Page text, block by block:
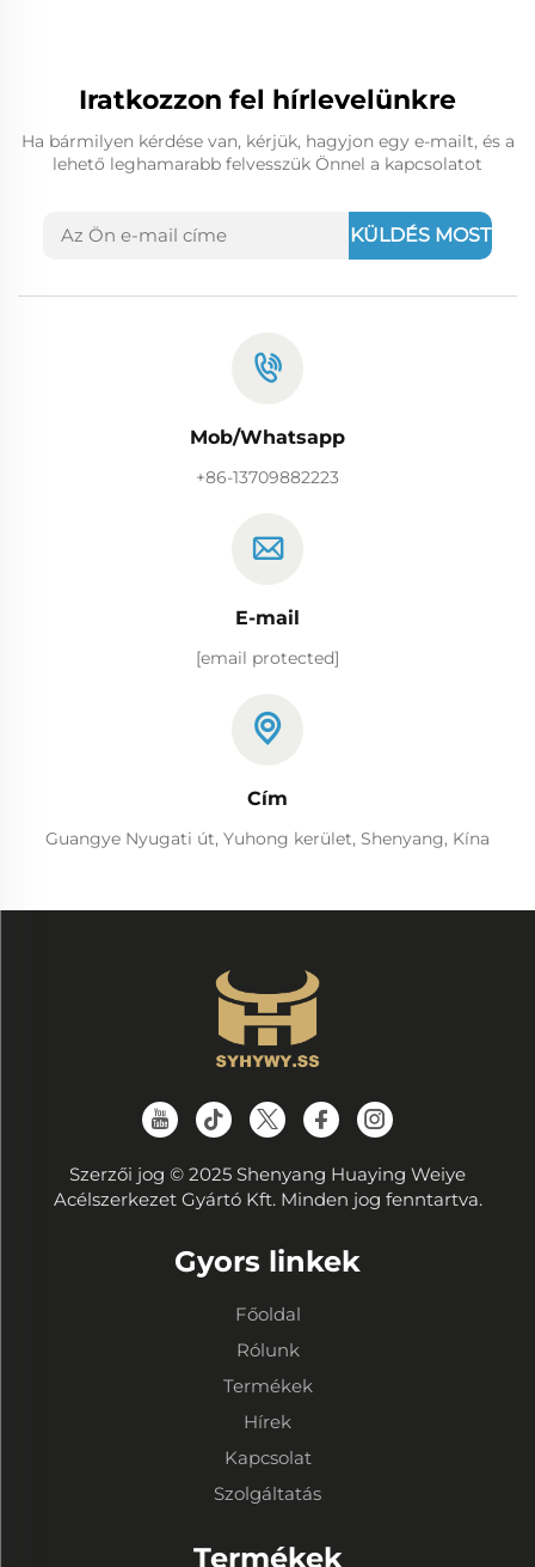
Iratkozzon fel hírlevelünkre
Ha bármilyen kérdése van, kérjük, hagyjon egy e-mailt, és a
lehető leghamarabb felvesszük Önnel a kapcsolatot
KÜLDÉS MOST
Mob/Whatsapp
+86-13709882223
E-mail
[email protected]
Cím
Guangye Nyugati út, Yuhong kerület, Shenyang, Kína
Szerzői jog © 2025 Shenyang Huaying Weiye
Acélszerkezet Gyártó Kft. Minden jog fenntartva.
Gyors linkek
Főoldal
Rólunk
Termékek
Hírek
Kapcsolat
Szolgáltatás
Termékek